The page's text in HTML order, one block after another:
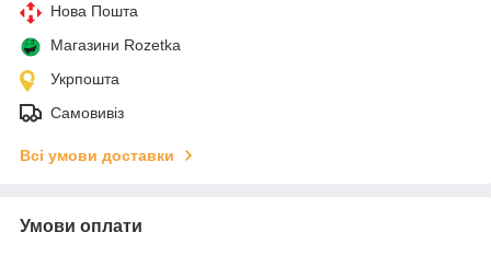
Нова Пошта
Магазини Rozetka
Укрпошта
Самовивіз
Всі умови доставки
Умови оплати